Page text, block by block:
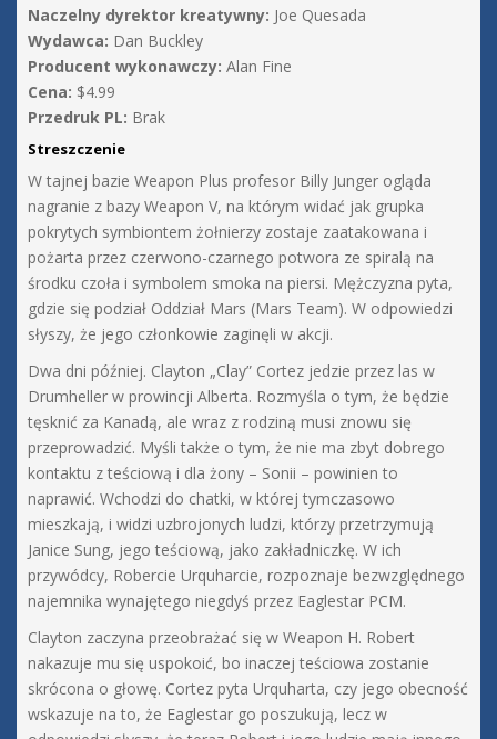
Naczelny dyrektor kreatywny: Joe Quesada
Wydawca: Dan Buckley
Producent wykonawczy: Alan Fine
Cena: $4.99
Przedruk PL: Brak
Streszczenie
W tajnej bazie Weapon Plus profesor Billy Junger ogląda
nagranie z bazy Weapon V, na którym widać jak grupka
pokrytych symbiontem żołnierzy zostaje zaatakowana i
pożarta przez czerwono-czarnego potwora ze spiralą na
środku czoła i symbolem smoka na piersi. Mężczyzna pyta,
gdzie się podział Oddział Mars (Mars Team). W odpowiedzi
słyszy, że jego członkowie zaginęli w akcji.
Dwa dni później. Clayton „Clay” Cortez jedzie przez las w
Drumheller w prowincji Alberta. Rozmyśla o tym, że będzie
tęsknić za Kanadą, ale wraz z rodziną musi znowu się
przeprowadzić. Myśli także o tym, że nie ma zbyt dobrego
kontaktu z teściową i dla żony – Sonii – powinien to
naprawić. Wchodzi do chatki, w której tymczasowo
mieszkają, i widzi uzbrojonych ludzi, którzy przetrzymują
Janice Sung, jego teściową, jako zakładniczkę. W ich
przywódcy, Robercie Urquharcie, rozpoznaje bezwzględnego
najemnika wynajętego niegdyś przez Eaglestar PCM.
Clayton zaczyna przeobrażać się w Weapon H. Robert
nakazuje mu się uspokoić, bo inaczej teściowa zostanie
skrócona o głowę. Cortez pyta Urquharta, czy jego obecność
wskazuje na to, że Eaglestar go poszukują, lecz w